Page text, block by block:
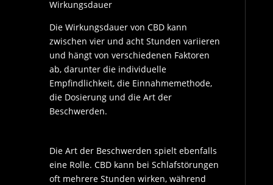
Die Wirkungsdauer von CBD kann
zwischen vier und acht Stunden variieren
und hängt von verschiedenen Faktoren
ab, darunter die individuelle
Empfindlichkeit, die Einnahmemethode,
die Dosierung und die Art der
Beschwerden.
Die Art der Beschwerden spielt ebenfalls
eine Rolle. CBD kann bei Schlafstörungen
oft mehrere Stunden wirken, während